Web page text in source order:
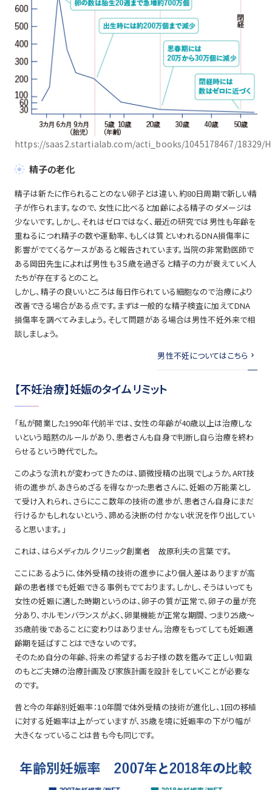
https://saas2.startialab.com/acti_books/1045178467/18329/
精子の老化
精子は新たに作られることのない卵子とは違い、約80日周期で新しい精
子が作られます。なので、女性に比べると加齢による精子のダメージは
少ないです。しかし、それはゼロではなく、最近の研究では男性も年齢を
重ねるにつれ精子の数や運動率、もしくは質といわれるDNA損傷率に
影響がでてくるケースがあると報告されています。当院の非常勤医師で
ある岡田先生によれば男性も３５歳を過ぎると精子の力が衰えていく人
たちが存在するとのこと。
しかし、精子の良いいところは毎日作られている細胞なので治療により
改善できる場合がある点です。まずは一般的な精子検査に加えてDNA
損傷率を調べてみましょう。そして問題がある場合は男性不妊外来で相
談しましょう。
男性不妊についてはこちら
【不妊治療】妊娠のタイムリミット
「私が開業した1990年代前半では、女性の年齢が40歳以上は治療しな
いという暗黙のルールがあり、患者さんも自身で判断し自ら治療を終わ
らせるという時代でした。
このような流れが変わってきたのは、顕微授精の出現でしょうか。ART技
術の進歩が、あきらめざるを得なかった患者さんに、妊娠の万能薬とし
て受け入れられ、さらにここ数年の技術の進歩が、患者さん自身にまだ
行けるかもしれないという、諦める決断の付かない状況を作り出してい
ると思います。」
これは、はらメディカルクリニック創業者 故原利夫の言葉です。
ここにあるように、体外受精の技術の進歩により個人差はありますが高
齢の患者様でも妊娠できる事例もでております。しかし、そうはいっても
女性の妊娠に適した時期というのは、卵子の質が正常で、卵子の量が充
分あり、ホルモンバランスがよく、卵巣機能が正常な期間、つまり25歳～
35歳前後であることに変わりはありません。治療をもってしても妊娠適
齢期を延ばすことはできないのです。
そのため自分の年齢、将来の希望するお子様の数を鑑みて正しい知識
のもとご夫婦の治療計画及び家族計画を設計をしていくことが必要な
のです。
昔と今の年齢別妊娠率：10年間で体外受精の技術が進化し、1回の移植
に対する妊娠率は上がっていますが、35歳を境に妊娠率の下がり幅が
大きくなっていることは昔も今も同じです。